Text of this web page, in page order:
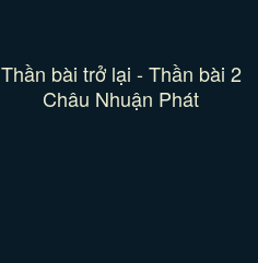
Thần bài trở lại - Thần bài 2
Châu Nhuận Phát